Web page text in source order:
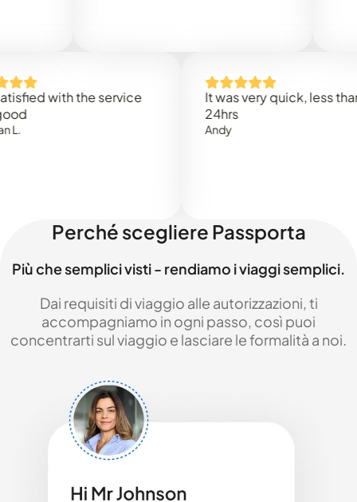
with the service
It was very quick, less than
Perché scegliere Passporta
Più che semplici visti - rendiamo i viaggi semplici.
Dai requisiti di viaggio alle autorizzazioni, ti
accompagniamo in ogni passo, così puoi
concentrarti sul viaggio e lasciare le formalità a noi.